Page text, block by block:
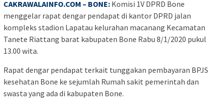
CAKRAWALAINFO.COM – BONE: Komisi 1V DPRD Bone
menggelar rapat dengar pendapat di kantor DPRD jalan
kompleks stadion Lapatau kelurahan macanang Kecamatan
Tanete Riattang barat kabupaten Bone Rabu 8/1/2020 pukul
13.00 wita.
Rapat dengar pendapat terkait tunggakan pembayaran BPJS
kesehatan Bone ke sejumlah Rumah sakit pemerintah dan
swasta yang ada di kabupaten Bone.